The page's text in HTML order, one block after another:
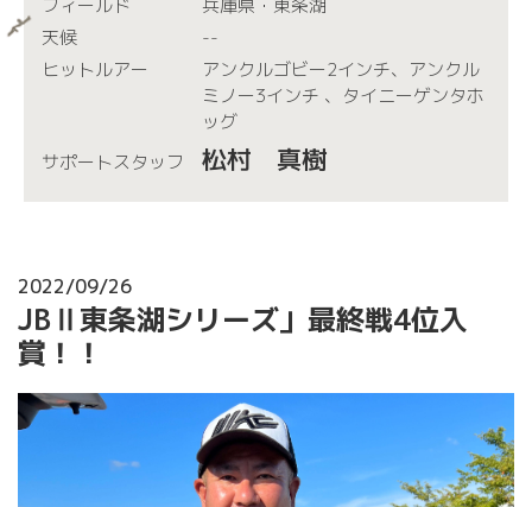
フィールド
兵庫県・東条湖
天候
--
ヒットルアー
アンクルゴビー2インチ、アンクル
ミノー3インチ 、タイニーゲンタホ
ッグ
サポートスタッフ
松村 真樹
2022/09/26
JBⅡ東条湖シリーズ」最終戦4位入
賞！！